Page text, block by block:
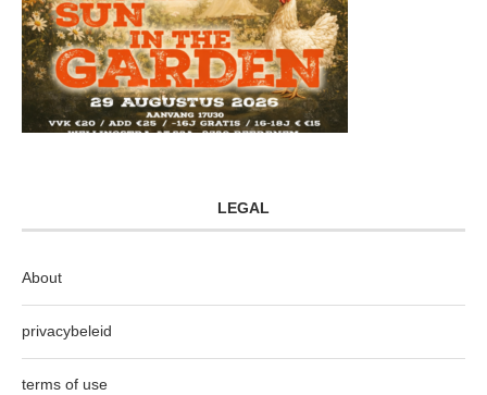
LEGAL
About
privacybeleid
terms of use